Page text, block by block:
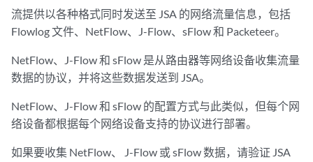
流提供以各种格式同时发送至 JSA 的网络流量信息，包括
Flowlog 文件、NetFlow、J-Flow、sFlow 和 Packeteer。
NetFlow、 J-Flow和 sFlow 是从路由器等网络设备收集流量
数据的协议，并将这些数据发送到 JSA。
NetFlow、 J-Flow和 sFlow 的配置方式与此类似，但每个网
络设备都根据每个网络设备支持的协议进行部署。
如果要收集 NetFlow、 J-Flow 或 sFlow 数据，请验证 JSA